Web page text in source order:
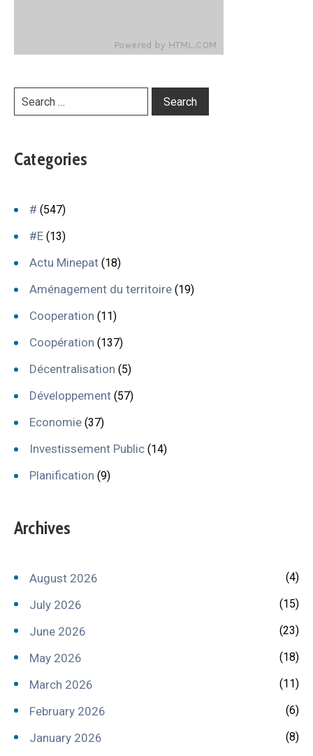
Categories
# (547)
#E (13)
Actu Minepat (18)
Aménagement du territoire (19)
Cooperation (11)
Coopération (137)
Décentralisation (5)
Développement (57)
Economie (37)
Investissement Public (14)
Planification (9)
Archives
August 2026 (4)
July 2026 (15)
June 2026 (23)
May 2026 (18)
March 2026 (11)
February 2026 (6)
January 2026 (8)